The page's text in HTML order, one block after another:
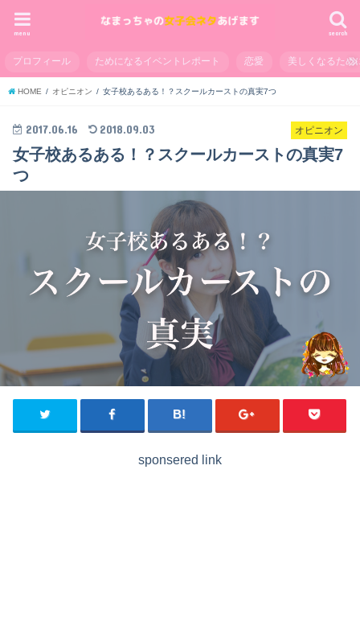
search
menu
プロフィール ためになるイベントレポート 恋愛 美しくなるため
HOME オピニオン 女子校あるある！？スクールカーストの真実7つ
オピニオン
2017.06.16 2018.09.03
女子校あるある！？スクールカーストの真実7
つ
sponsered link